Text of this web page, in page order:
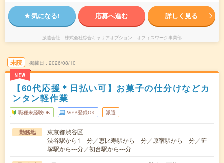
気になる! 応募へ進む 詳しく見る
派遣会社 株式会社綜合キャリアオプション オフィスワーク事業部
未読
NEW
掲載日 2026/08/10
【60代応援＊日払い可】お菓子の仕分けなどカ
ンタン軽作業
職種未経験OK WEB登録OK 派遣
勤務地
東京都渋谷区
渋谷駅から1---分／恵比寿駅から---分／原宿駅から---分／笹
塚駅から---分／初台駅から---分